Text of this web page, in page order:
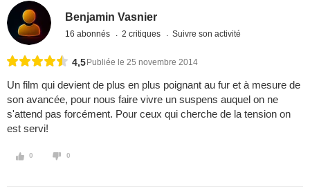
Benjamin Vasnier
16 abonnés 2 critiques Suivre son activité
4,5 Publiée le 25 novembre 2014
Un film qui devient de plus en plus poignant au fur et à mesure de
son avancée, pour nous faire vivre un suspens auquel on ne
s'attend pas forcément. Pour ceux qui cherche de la tension on
est servi!
0 0